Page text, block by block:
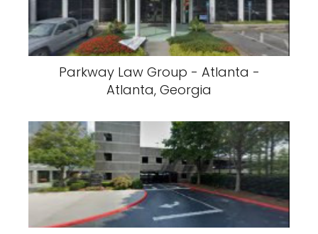
Parkway Law Group - Atlanta -
Atlanta, Georgia